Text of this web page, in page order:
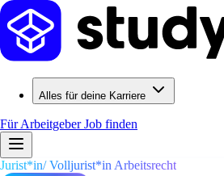
Alles für deine Karriere
Für ArbeitgeberJob finden
Jurist*in/ Volljurist*in Arbeitsrecht